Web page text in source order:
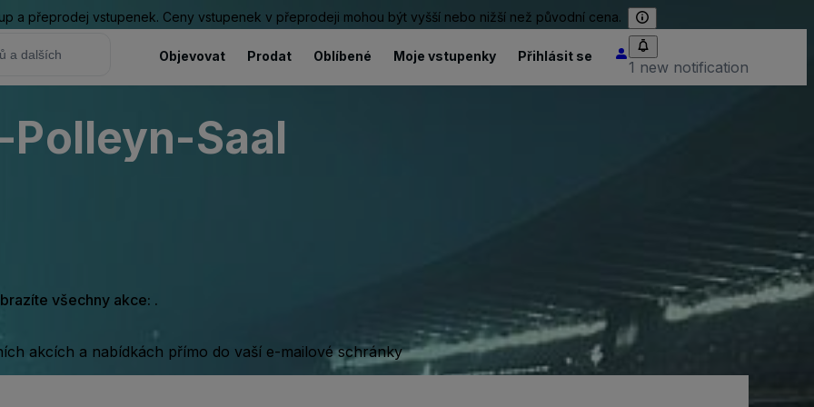
a přeprodej vstupenek. Ceny vstupenek v přeprodeji mohou být vyšší nebo nižší než původní cena.
Objevovat Prodat Oblíbené Moje vstupenky Přihlásit se
1 new notification
Saal
všechny akce: .
akcích a nabídkách přímo do vaší e-mailové schránky